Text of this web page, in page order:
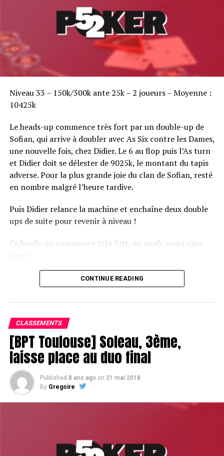
En 2011, Nicolas choisi de se consacrer principalement
En live il participe à 2 tournois. LeWPT Venise où il
termine 11
et la finale des FPS ou il signe
encore un ITM.
Online, sur le .com puisqu’il habite à Londres, Nicolas
enchaîne des résultats impressionnants
– 3
de l’event 37 des FTOPS pour 158.000$.
– 1erdu 162$ 6 max sur PokerStars pour 23.000$.
– 2ème, le 6 mars dernier, du Sunday Warm-up pour
138.000$.
En deux mois, ses profits rien qu’en tournois online se
montent donc à340.000 $!
Et dès avril, Nicolas repasse au live puisqu’il prévoit de
disputer les EPT de Berlin et San Remo, le Grand Final
de Madrid et ensuite bien sûr les WSOP et la finale du
Partouche Poker Tour à Cannes.
Joe Hachem talonne Victor Ramdin au NAPT Los Angeles
ESTELLE DENIS
Niveau 33 – 150k/300k ante 25k – 2 joueurs – Moyenne :
10425k
Le heads-up commence très fort par un double-up de
Sofian, qui arrive à doubler avec As Six contre les Dames,
une nouvelle fois, chez Didier. Le 6 au flop puis l’As turn
et Didier doit se délester de 9025k, le montant du tapis
adverse. Pour la plus grande joie du clan de Sofian, resté
en nombre malgré l’heure tardive.
Puis Didier relance la machine et enchaîne deux double
ups de suite pour revenir à niveau !
Ce heads-up commence très fort, en mode montagne
Le champagne va réchauffer si les deux finalistes ne se décident pas !
CONTINUE READING
CLASSEMENTS
[BPT Toulouse] Soleau, 3ème,
laisse place au duo final
Published 8 ans ago on 21 mai 2018
By Gregoire